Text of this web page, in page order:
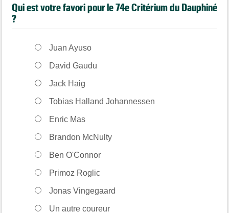
Qui est votre favori pour le 74e Critérium du Dauphiné
?
Juan Ayuso
David Gaudu
Jack Haig
Tobias Halland Johannessen
Enric Mas
Brandon McNulty
Ben O'Connor
Primoz Roglic
Jonas Vingegaard
Un autre coureur